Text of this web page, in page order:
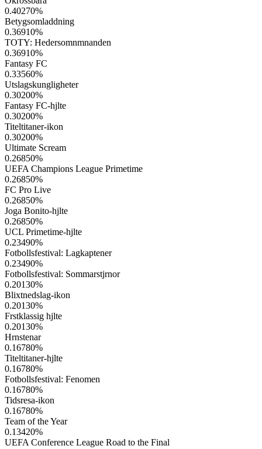
0.40270%
Betygsomladdning
0.36910%
TOTY: Hedersomnmnanden
0.36910%
Fantasy FC
0.33560%
Utslagskungligheter
0.30200%
Fantasy FC-hjlte
0.30200%
Titeltitaner-ikon
0.30200%
Ultimate Scream
0.26850%
UEFA Champions League Primetime
0.26850%
FC Pro Live
0.26850%
Joga Bonito-hjlte
0.26850%
UCL Primetime-hjlte
0.23490%
Fotbollsfestival: Lagkaptener
0.23490%
Fotbollsfestival: Sommarstjrnor
0.20130%
Blixtnedslag-ikon
0.20130%
Frstklassig hjlte
0.20130%
Hrnstenar
0.16780%
Titeltitaner-hjlte
0.16780%
Fotbollsfestival: Fenomen
0.16780%
Tidsresa-ikon
0.16780%
Team of the Year
0.13420%
UEFA Conference League Road to the Final